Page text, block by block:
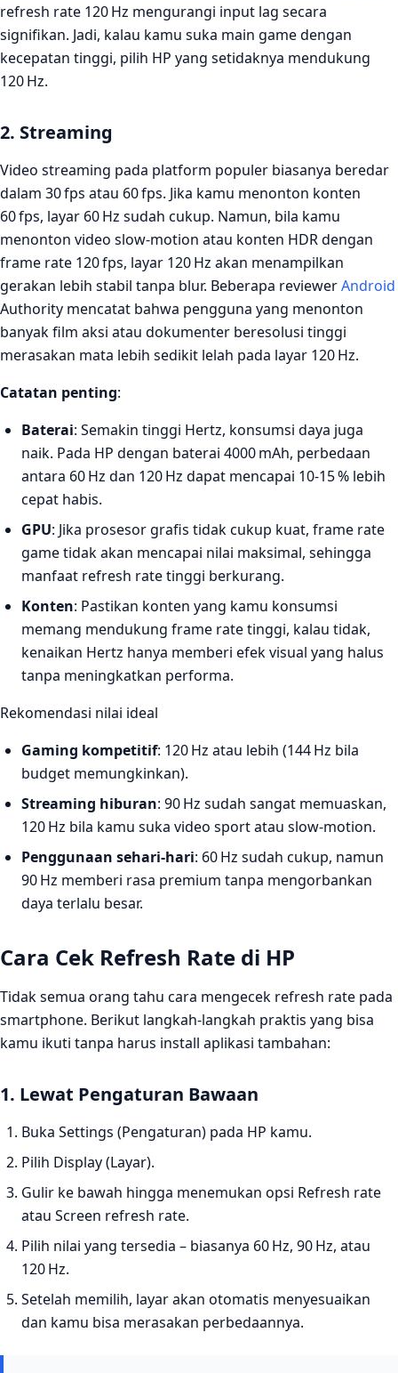
refresh rate 120 Hz mengurangi input lag secara
signifikan. Jadi, kalau kamu suka main game dengan
kecepatan tinggi, pilih HP yang setidaknya mendukung
120 Hz.
2. Streaming
Video streaming pada platform populer biasanya beredar
dalam 30 fps atau 60 fps. Jika kamu menonton konten
60 fps, layar 60 Hz sudah cukup. Namun, bila kamu
menonton video slow‑motion atau konten HDR dengan
frame rate 120 fps, layar 120 Hz akan menampilkan
gerakan lebih stabil tanpa blur. Beberapa reviewerAndroid
Authority mencatat bahwa pengguna yang menonton
banyak film aksi atau dokumenter beresolusi tinggi
merasakan mata lebih sedikit lelah pada layar 120 Hz.
Catatan penting:
Baterai: Semakin tinggi Hertz, konsumsi daya juga
naik. Pada HP dengan baterai 4000 mAh, perbedaan
antara 60 Hz dan 120 Hz dapat mencapai 10‑15 % lebih
cepat habis.
GPU: Jika prosesor grafis tidak cukup kuat, frame rate
game tidak akan mencapai nilai maksimal, sehingga
manfaat refresh rate tinggi berkurang.
Konten: Pastikan konten yang kamu konsumsi
memang mendukung frame rate tinggi, kalau tidak,
kenaikan Hertz hanya memberi efek visual yang halus
tanpa meningkatkan performa.
Rekomendasi nilai ideal
Gaming kompetitif: 120 Hz atau lebih (144 Hz bila
budget memungkinkan).
Streaming hiburan: 90 Hz sudah sangat memuaskan,
120 Hz bila kamu suka video sport atau slow‑motion.
Penggunaan sehari‑hari: 60 Hz sudah cukup, namun
90 Hz memberi rasa premium tanpa mengorbankan
daya terlalu besar.
Cara Cek Refresh Rate di HP
Tidak semua orang tahu cara mengecek refresh rate pada
smartphone. Berikut langkah‑langkah praktis yang bisa
kamu ikuti tanpa harus install aplikasi tambahan:
1. Lewat Pengaturan Bawaan
Buka Settings (Pengaturan) pada HP kamu.
Pilih Display (Layar).
Gulir ke bawah hingga menemukan opsi Refresh rate
atau Screen refresh rate.
Pilih nilai yang tersedia – biasanya 60 Hz, 90 Hz, atau
120 Hz.
Setelah memilih, layar akan otomatis menyesuaikan
dan kamu bisa merasakan perbedaannya.